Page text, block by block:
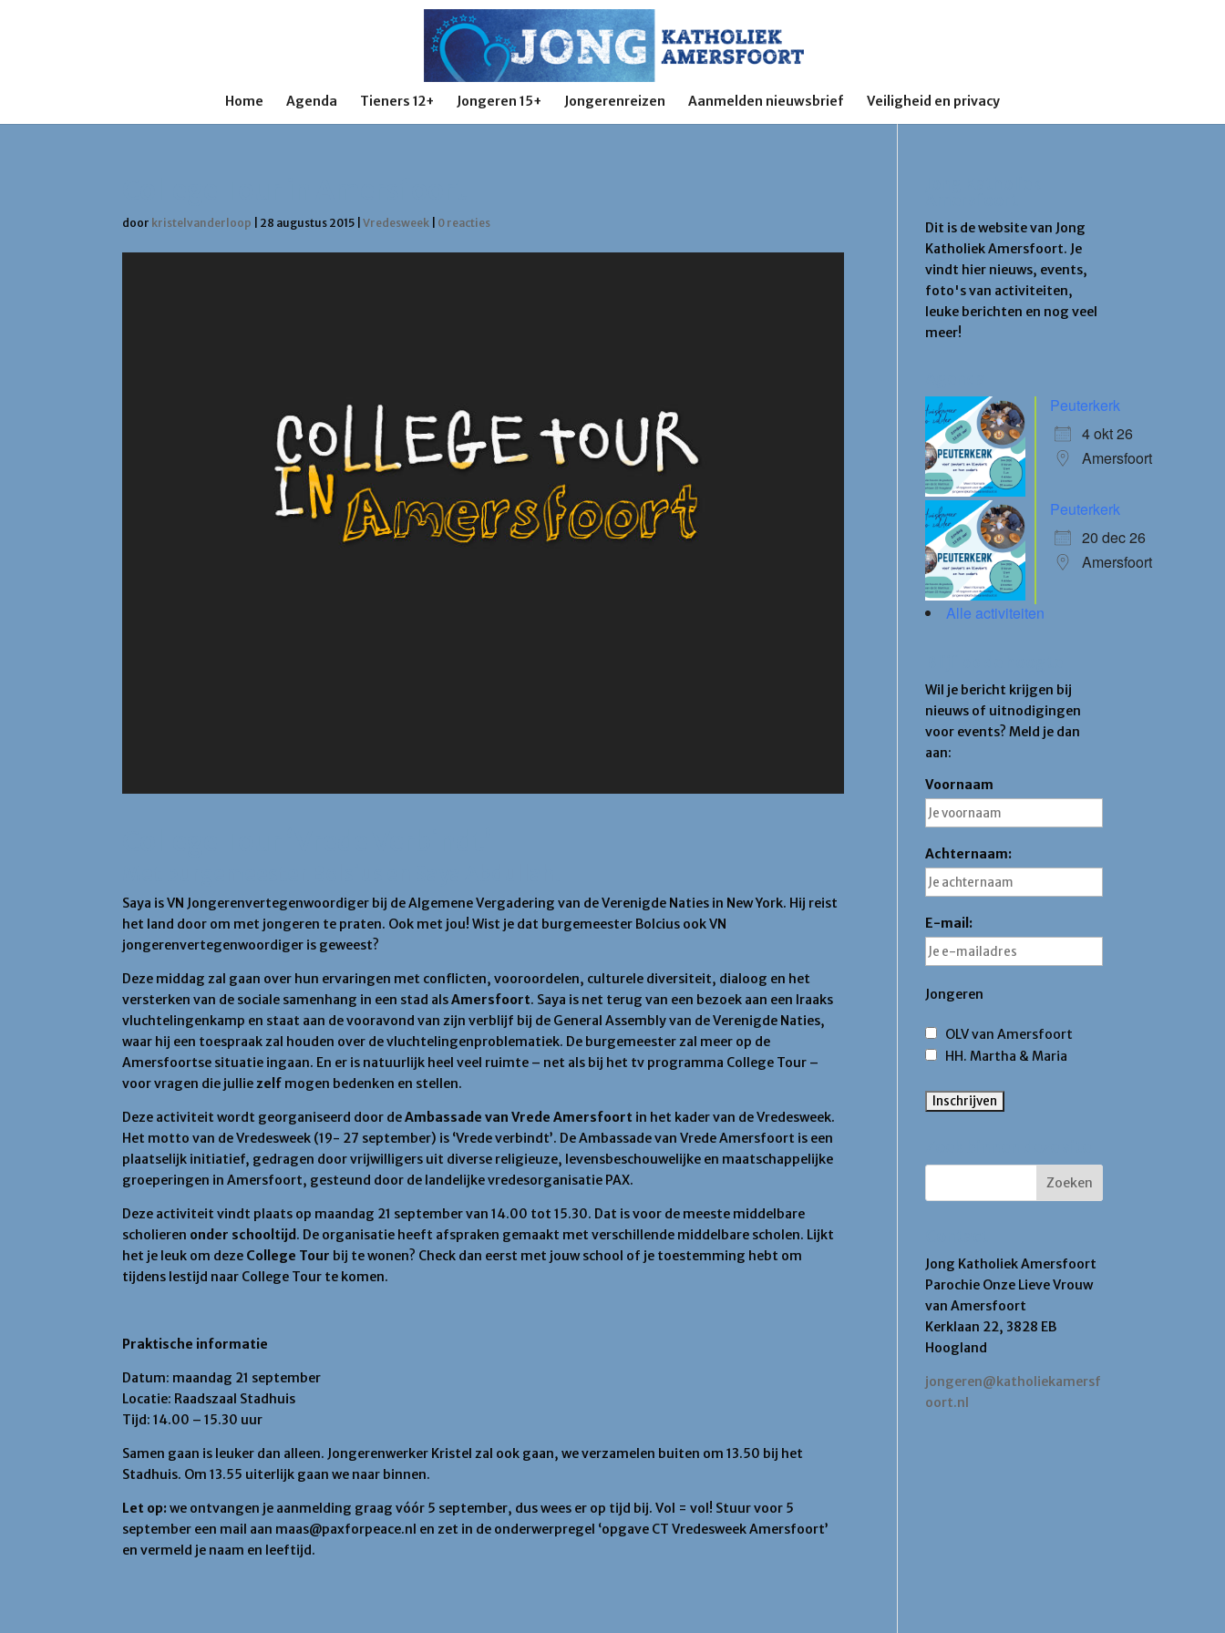
Home Agenda Tieners 12+ Jongeren 15+ Jongerenreizen Aanmelden nieuwsbrief Veiligheid en privacy
door kristelvanderloop 28 augustus 2015 |Vredesweek 0 reacties
Saya is VN Jongerenvertegenwoordiger bij de Algemene Vergadering van de Verenigde Naties in New York. Hij reist
het land door om met jongeren te praten. Ook met jou! Wist je dat burgemeester Bolcius ook VN
jongerenvertegenwoordiger is geweest?
Deze middag zal gaan over hun ervaringen met conflicten, vooroordelen, culturele diversiteit, dialoog en het
versterken van de sociale samenhang in een stad alsAmersfoort. Saya is net terug van een bezoek aan een Iraaks
vluchtelingenkamp en staat aan de vooravond van zijn verblijf bij de General Assembly van de Verenigde Naties,
waar hij een toespraak zal houden over de vluchtelingenproblematiek. De burgemeester zal meer op de
Amersfoortse situatie ingaan. En er is natuurlijk heel veel ruimte – net als bij het tv programma College Tour –
voor vragen die julliezelf mogen bedenken en stellen.
Deze activiteit wordt georganiseerd door deAmbassade van Vrede Amersfoort in het kader van de Vredesweek.
Het motto van de Vredesweek (19- 27 september) is ‘Vrede verbindt’. De Ambassade van Vrede Amersfoort is een
plaatselijk initiatief, gedragen door vrijwilligers uit diverse religieuze, levensbeschouwelijke en maatschappelijke
groeperingen in Amersfoort, gesteund door de landelijke vredesorganisatie PAX.
Deze activiteit vindt plaats op maandag 21 september van 14.00 tot 15.30. Dat is voor de meeste middelbare
scholieren onder schooltijd . De organisatie heeft afspraken gemaakt met verschillende middelbare scholen. Lijkt
het je leuk om deze College Tour bij te wonen? Check dan eerst met jouw school of je toestemming hebt om
tijdens lestijd naar College Tour te komen.
Praktische informatie
Datum: maandag 21 september
Locatie: Raadszaal Stadhuis
Tijd: 14.00 – 15.30 uur
Samen gaan is leuker dan alleen. Jongerenwerker Kristel zal ook gaan, we verzamelen buiten om 13.50 bij het
Stadhuis. Om 13.55 uiterlijk gaan we naar binnen.
Let op:we ontvangen je aanmelding graag vóór 5 september, dus wees er op tijd bij. Vol = vol! Stuur voor 5
september een mail aan maas@paxforpeace.nl en zet in de onderwerpregel ‘opgave CT Vredesweek Amersfoort’
en vermeld je naam en leeftijd.
Dit is de website van Jong
Katholiek Amersfoort. Je
vindt hier nieuws, events,
foto's van activiteiten,
leuke berichten en nog veel
meer!
Peuterkerk
4 okt 26
Amersfoort
Peuterkerk
20 dec 26
Amersfoort
Alle activiteiten
Wil je bericht krijgen bij
nieuws of uitnodigingen
voor events? Meld je dan
aan:
Voornaam
Achternaam:
E-mail:
Jongeren
OLV van Amersfoort
HH. Martha & Maria
Jong Katholiek Amersfoort
Parochie Onze Lieve Vrouw
van Amersfoort
Kerklaan 22, 3828 EB
Hoogland
jongeren@katholiekamersf
oort.nl